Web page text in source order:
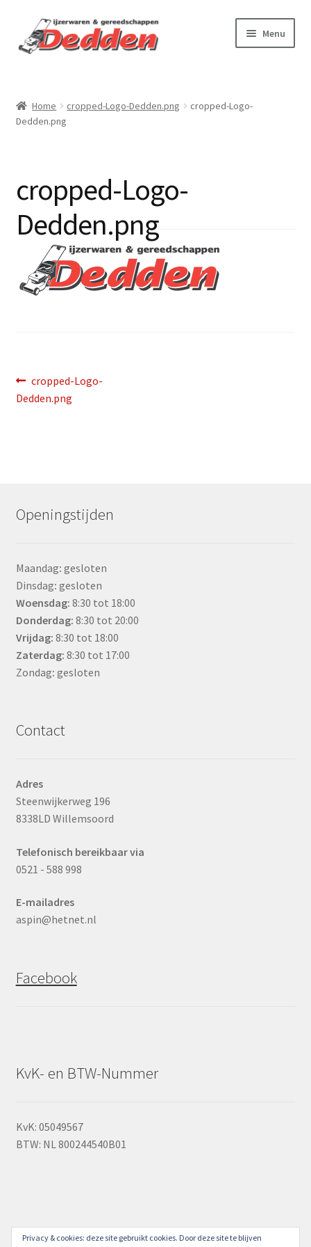
door
naar
Menu
Virtuele tour
Betalen & verzenden
Contact
Over ons
Home cropped-Logo-Dedden.png
cropped-Logo-
Dedden.png
cropped-Logo-
Dedden.png
Bericht
navigatie
Vorig
bericht:
cropped-Logo-
Dedden.png
Openingstijden
Maandag: gesloten
Dinsdag: gesloten
Woensdag: 8:30 tot 18:00
Donderdag: 8:30 tot 20:00
Vrijdag: 8:30 tot 18:00
Zaterdag: 8:30 tot 17:00
Zondag: gesloten
Contact
Adres
Steenwijkerweg 196
8338LD Willemsoord
Telefonisch bereikbaar via
0521 - 588 998
E-mailadres
aspin@hetnet.nl
Facebook
KvK- en BTW-Nummer
KvK: 05049567
BTW: NL 800244540B01
Privacy & cookies: deze site gebruikt cookies. Door deze site te blijven